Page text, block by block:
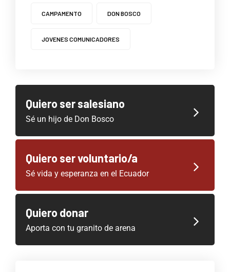
CAMPAMENTO DON BOSCO
JOVENES COMUNICADORES
Quiero ser salesiano
Sé un hijo de Don Bosco
Quiero ser voluntario/a
Sé vida y esperanza en el Ecuador
Quiero donar
Aporta con tu granito de arena